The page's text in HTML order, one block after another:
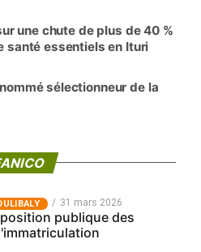
une chute de plus de 40 %
santé essentiels en Ituri
sélectionneur de la
31 mars 2026
publique des